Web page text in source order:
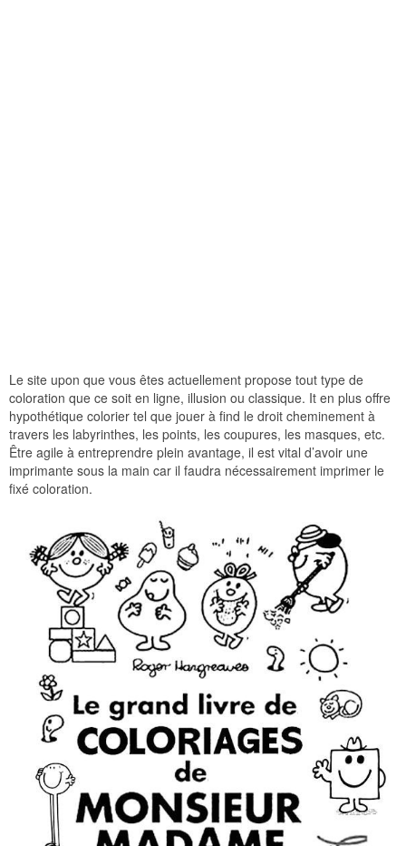
Le site upon que vous êtes actuellement propose tout type de
coloration que ce soit en ligne, illusion ou classique. It en plus offre
hypothétique colorier tel que jouer à find le droit cheminement à
travers les labyrinthes, les points, les coupures, les masques, etc.
Être agile à entreprendre plein avantage, il est vital d’avoir une
imprimante sous la main car il faudra nécessairement imprimer le
fixé coloration.